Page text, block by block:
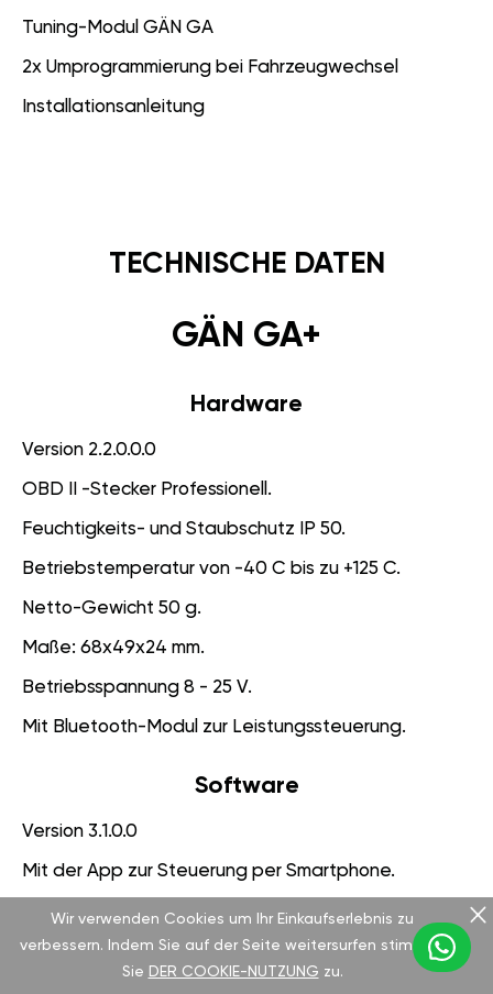
Tuning-Modul GÄN GA
2x Umprogrammierung bei Fahrzeugwechsel
Installationsanleitung
TECHNISCHE DATEN
GÄN GA+
Hardware
Version 2.2.0.0.0
OBD II -Stecker Professionell.
Feuchtigkeits- und Staubschutz IP 50.
Betriebstemperatur von -40 С bis zu +125 С.
Netto-Gewicht 50 g.
Maße: 68x49x24 mm.
Betriebsspannung 8 - 25 V.
Mit Bluetooth-Modul zur Leistungssteuerung.
Software
Version 3.1.0.0
Mit der App zur Steuerung per Smartphone.
Motorschutzsystem.
Funktion „Unsichtbar“ zur Diagnostik.
Wir verwenden Cookies um Ihr Einkaufserlebnis zu
verbessern. Indem Sie auf der Seite weitersurfen stimmen
Sie DER COOKIE-NUTZUNG zu.